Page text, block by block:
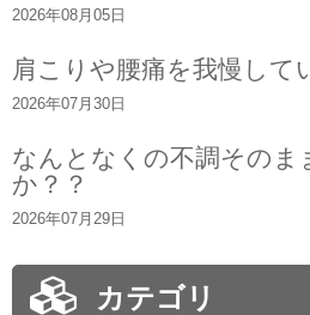
2026年08月05日
肩こりや腰痛を我慢して
2026年07月30日
なんとなくの不調そのま
か？？
2026年07月29日
カテゴリ